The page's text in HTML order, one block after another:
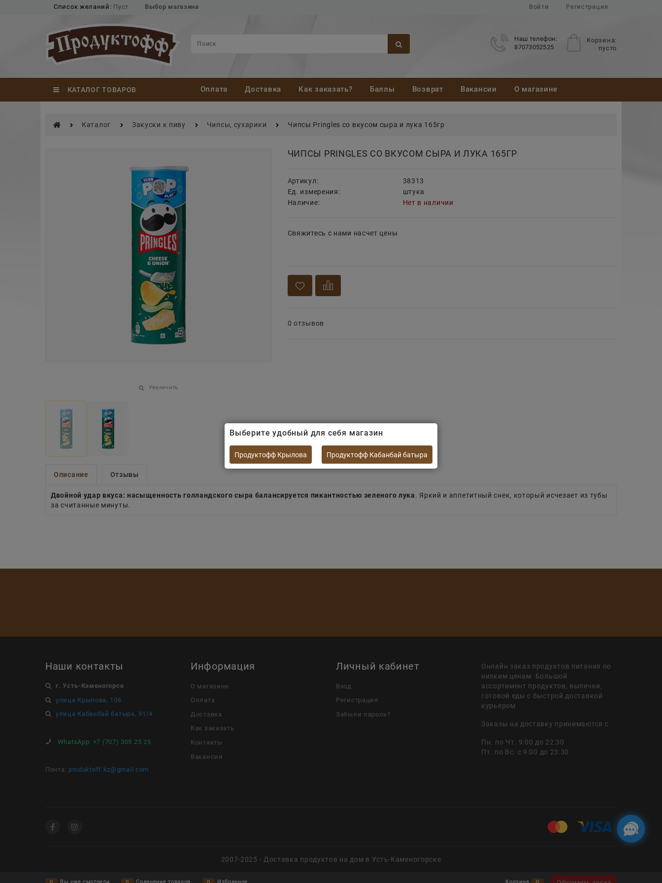
Список желаний: Пуст Выбор магазина Войти Регистрация
Корзина:
пусто
Наш телефон:
87073052525
КАТАЛОГ ТОВАРОВ Оплата Доставка Как заказать? Баллы Возврат Вакансии О магазине
Каталог Закуски к пиву Чипсы, сухарики Чипсы Pringles со вкусом сыра и лука 165гр
Увеличить
ЧИПСЫ PRINGLES СО ВКУСОМ СЫРА И ЛУКА 165ГР
Артикул:
38313
Ед. измерения:
штука
Наличие:
Нет в наличии
Свяжитесь с нами насчет цены
0 отзывов
Описание Отзывы
Двойной удар вкуса: насыщенность голландского сыра балансируется пикантностью зеленого лука. Яркий и аппетитный снек, который исчезает из тубы
за считанные минуты.
Наши контакты
г. Усть-Каменогорск
улица Крылова, 106
улица Кабанбай батыра, 91/4
WhatsApp: +7 (707) 305 25 25
Почта: produktoff.kz@gmail.com
Информация
О магазине
Оплата
Доставка
Как заказать
Контакты
Вакансии
Личный кабинет
Вход
Регистрация
Забыли пароль?
Онлайн заказ продуктов питания по
низким ценам. Большой
ассортимент продуктов, выпечки,
готовой еды с быстрой доставкой
курьером
Заказы на доставку принимаются с
Пн. по Чт. 9:00 до 22:30
Пт. по Вс. с 9:00 до 23:30
2007-2025 - Доставка продуктов на дом в Усть-Каменогорске
Выберите удобный для себя магазин
Продуктофф Крылова Продуктофф Кабанбай батыра